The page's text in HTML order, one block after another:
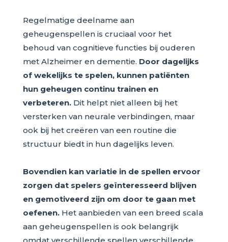
Regelmatige deelname aan
geheugenspellen is cruciaal voor het
behoud van cognitieve functies bij ouderen
met Alzheimer en dementie. Door dagelijks
of wekelijks te spelen, kunnen patiënten
hun geheugen continu trainen en
verbeteren.Dit helpt niet alleen bij het
versterken van neurale verbindingen, maar
ook bij het creëren van een routine die
structuur biedt in hun dagelijks leven.
Bovendien kan variatie in de spellen ervoor
zorgen dat spelers geïnteresseerd blijven
en gemotiveerd zijn om door te gaan met
oefenen.Het aanbieden van een breed scala
aan geheugenspellen is ook belangrijk